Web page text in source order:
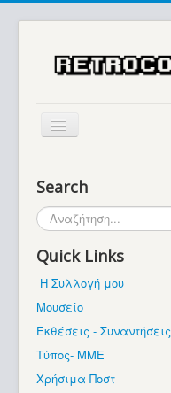
Search
Αναζήτηση...
Quick Links
Η Συλλογή μου
Μουσείο
Εκθέσεις - Συναντήσεις
Τύπος- ΜΜΕ
Χρήσιμα Ποστ